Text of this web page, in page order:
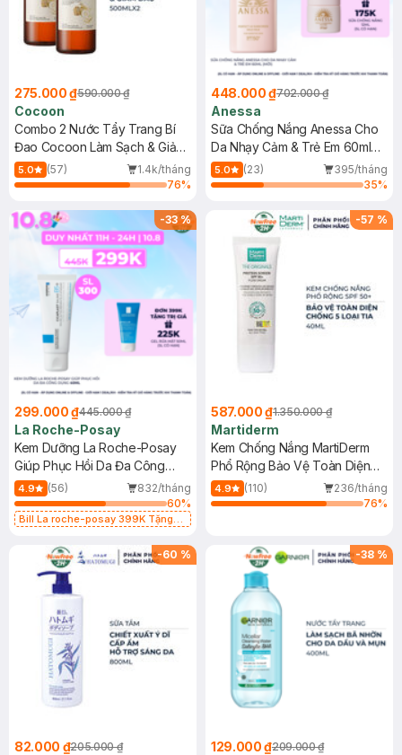
275.000 ₫590.000 ₫
Cocoon
Combo 2 Nước Tẩy Trang Bí
Đao Cocoon Làm Sạch & Giảm
Dầu 500ml
5.0 (57)
1.4k/tháng
76%
448.000 ₫702.000 ₫
Anessa
Sữa Chống Nắng Anessa Cho
Da Nhạy Cảm & Trẻ Em 60ml
(Mới)
5.0 (23)
395/tháng
35%
-33%
299.000 ₫445.000 ₫
La Roche-Posay
Kem Dưỡng La Roche-Posay
Giúp Phục Hồi Da Đa Công
Dụng 40ml
4.9 (56)
832/tháng
60%
Bill La roche-posay 399K Tặng
(SL có hạn)
-57 %
587.000 ₫1.350.000 ₫
Martiderm
Kem Chống Nắng MartiDerm
Phổ Rộng Bảo Vệ Toàn Diện
40ml
4.9 (110)
236/tháng
76%
-60 %
82.000 ₫205.000 ₫
-38 %
129.000 ₫209.000 ₫